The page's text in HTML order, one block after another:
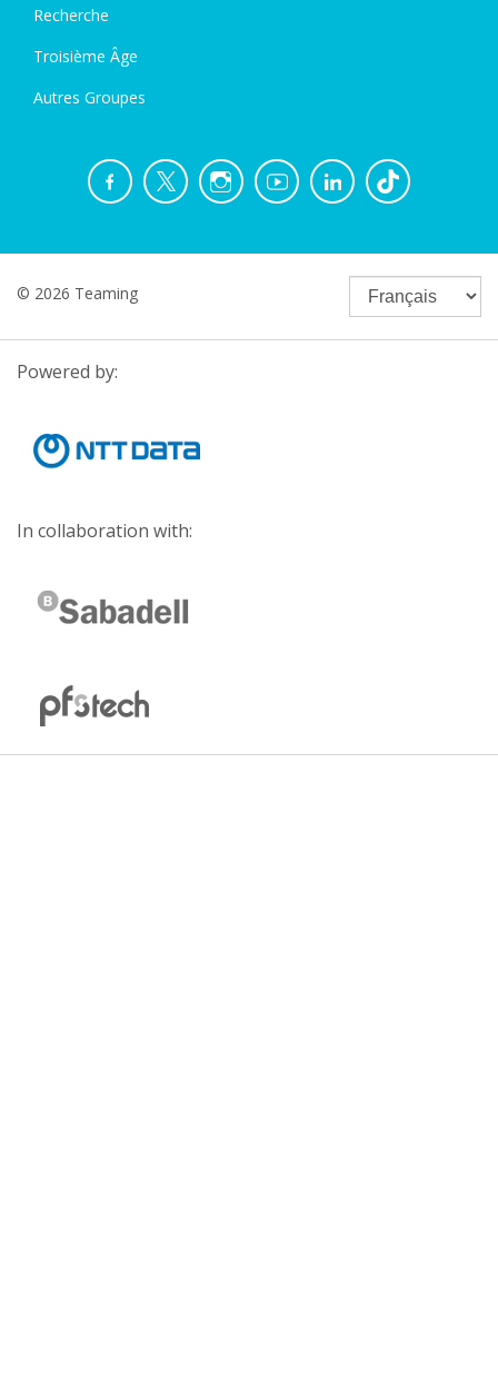
Recherche
Troisième Âge
Autres Groupes
© 2026 Teaming
Powered by:
In collaboration with: